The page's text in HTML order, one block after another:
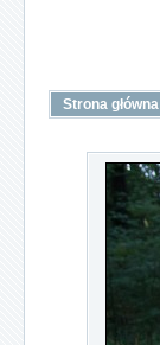
Strona główna